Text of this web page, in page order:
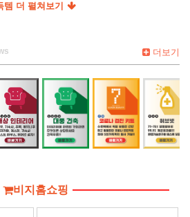
템 더 펼쳐보기
더보기
비지홈쇼핑